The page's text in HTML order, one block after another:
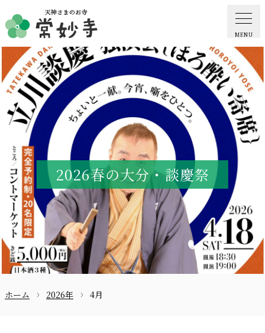
MENU
ホーム
常妙寺紹介
納骨堂・お墓
葬儀・供養・祈祷
ギャラリー
お知らせ
お問合せ
2026春の大分・談慶祭
ホーム 2026年 4月